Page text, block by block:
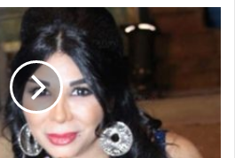
براءة
الفنانة
من
تسهيل
الدعارة